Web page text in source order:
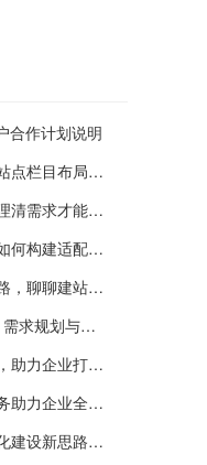
合作计划说明
局规划参考思路
升数字化落地效率
检索的品牌信息源
容易忽视的问题
落地避坑经验分享
通线上经营渠道
业全域线上经营
域检索一体化落地思路分享